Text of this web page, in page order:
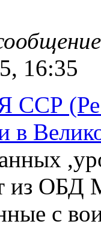
16:35
в
из ОБД
с